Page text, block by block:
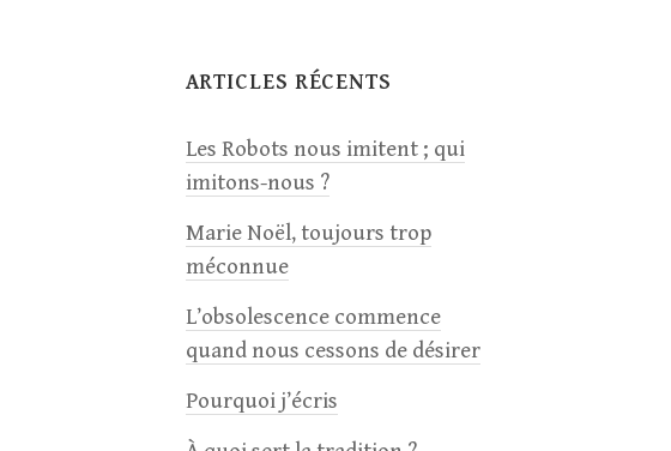
ARTICLES RÉCENTS
Les Robots nous imitent ; qui
imitons-nous ?
Marie Noël, toujours trop
méconnue
L’obsolescence commence
quand nous cessons de désirer
Pourquoi j’écris